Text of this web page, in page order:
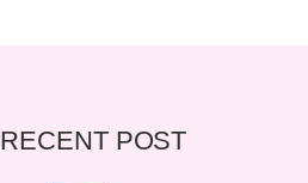
RECENT POST